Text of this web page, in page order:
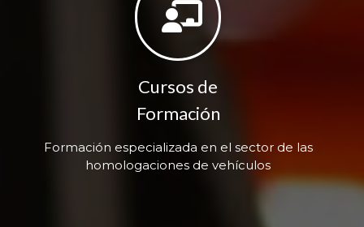
Cursos de
Formación
Formación especializada en el sector de las
homologaciones de vehículos